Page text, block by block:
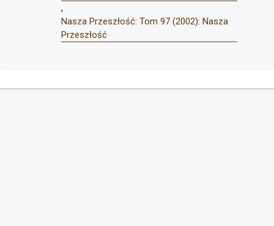
,
Nasza Przeszłość: Tom 97 (2002): Nasza
Przeszłość